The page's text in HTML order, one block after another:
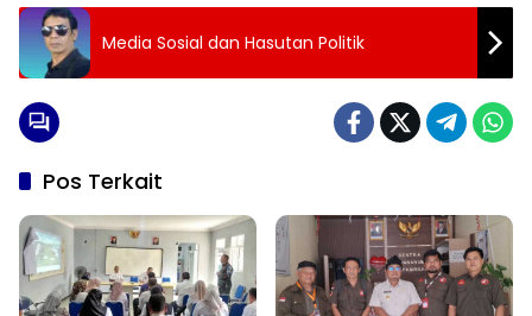
Media Sosial dan Hasutan Politik
Pos Terkait